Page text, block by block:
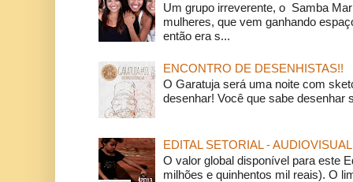
Um grupo irreverente, o Samba
mulheres, que vem ganhando
então era s...
ENCONTRO DE DESENHISTAS!!
O Garatuja será uma noite com
desenhar! Você que sabe desenhar
EDITAL SETORIAL - AUDIOVISUAL
O valor global disponível para este
milhões e quinhentos mil reais). O